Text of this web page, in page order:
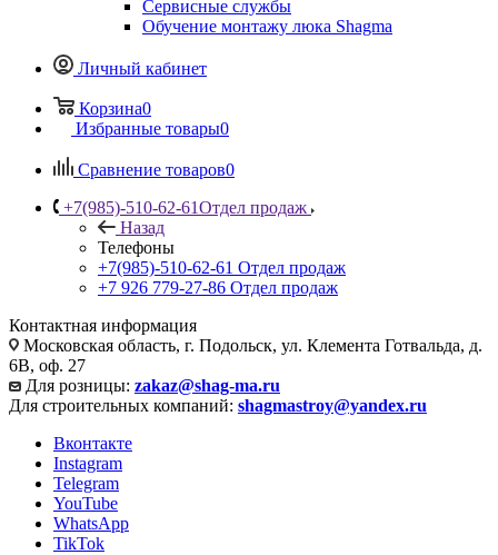
Сервисные службы
Обучение монтажу люка Shagma
Личный кабинет
Корзина0
Избранные товары0
Сравнение товаров0
+7(985)-510-62-61Отдел продаж
Назад
Телефоны
+7(985)-510-62-61 Отдел продаж
‪+7 926 779-27-86‬ Отдел продаж
Контактная информация
Московская область, г. Подольск, ул. Клемента Готвальда, д.
6В, оф. 27
Для розницы: zakaz@shag-ma.ru
Для строительных компаний: shagmastroy@yandex.ru
Вконтакте
Instagram
Telegram
YouTube
WhatsApp
TikTok